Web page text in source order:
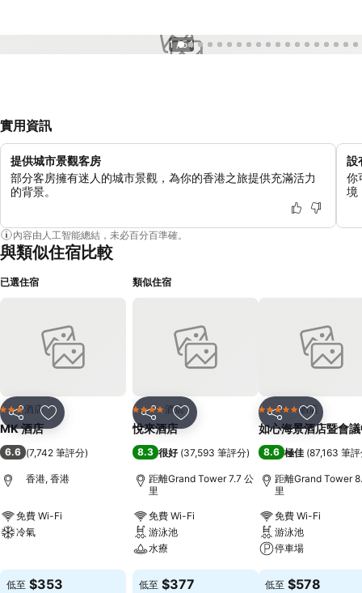
1 / 54
實用資訊
提供城市景觀客房
部分客房擁有迷人的城市景觀，為你的香港之旅提供充滿活力
的背景。
設
你
境
內容由人工智能總結，未必百分百準確。
與類似住宿比較
已選住宿
分享 放到收藏夾
3 星級酒店
MK 酒店
6.6 (7,742 筆評分)
香港, 香港
免費 Wi-Fi
冷氣
低至 $353
類似住宿
分享 放到收藏夾
4 星級 酒店
悅來酒店
8.3 很好 (37,593 筆評分)
距離Grand Tower 7.7 公
里
免費 Wi-Fi
游泳池
水療
查看價格
低至 $377
分享 放到收藏
5 星級 酒店
如心海景酒店暨會
8.6 極佳 (87,163 筆
距離Grand Tower
里
免費 Wi-Fi
游泳池
停車場
查看價格
低至 $578